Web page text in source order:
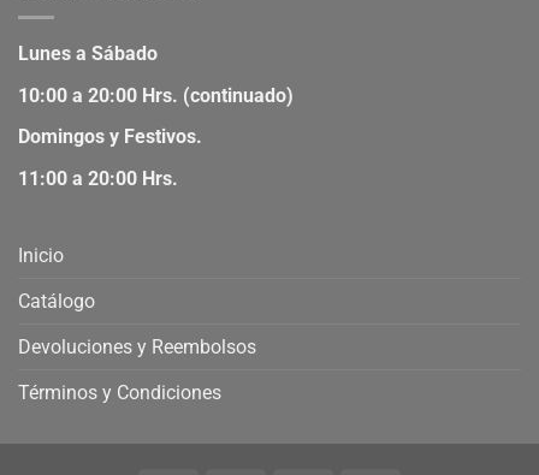
Lunes a Sábado
10:00 a 20:00 Hrs. (continuado)
Domingos y Festivos.
11:00 a 20:00 Hrs.
Inicio
Catálogo
Devoluciones y Reembolsos
Términos y Condiciones